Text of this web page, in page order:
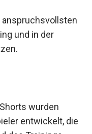
beim
zu
wurden
entwickelt,